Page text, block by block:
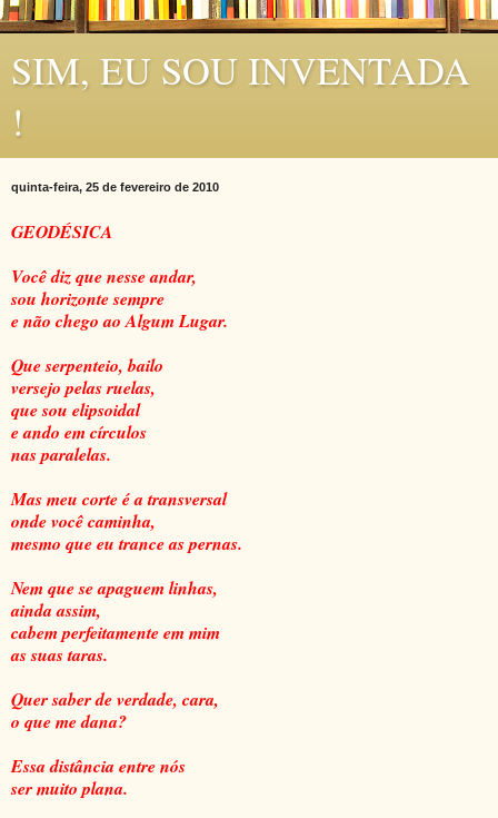
SIM, EU SOU INVENTADA
!
quinta-feira, 25 de fevereiro de 2010
GEODÉSICA
Você diz que nesse andar,
sou horizonte sempre
e não chego ao Algum Lugar.
Que serpenteio, bailo
versejo pelas ruelas,
que sou elipsoidal
e ando em círculos
nas paralelas.
Mas meu corte é a transversal
onde você caminha,
mesmo que eu trance as pernas.
Nem que se apaguem linhas,
ainda assim,
cabem perfeitamente em mim
as suas taras.
Quer saber de verdade, cara,
o que me dana?
Essa distância entre nós
ser muito plana.